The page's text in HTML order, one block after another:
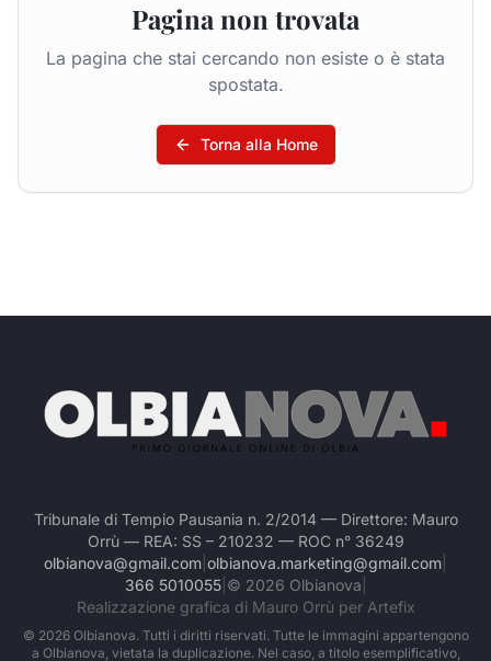
Pagina non trovata
La pagina che stai cercando non esiste o è stata
spostata.
Torna alla Home
Tribunale di Tempio Pausania n. 2/2014 — Direttore: Mauro
Orrù — REA: SS – 210232 — ROC n° 36249
olbianova@gmail.com olbianova.marketing@gmail.com
366 5010055| © 2026 Olbianova
Realizzazione grafica di Mauro Orrù per Artefix
© 2026Olbianova. Tutti i diritti riservati. Tutte le immagini appartengono
a Olbianova, vietata la duplicazione. Nel caso, a titolo esemplificativo,